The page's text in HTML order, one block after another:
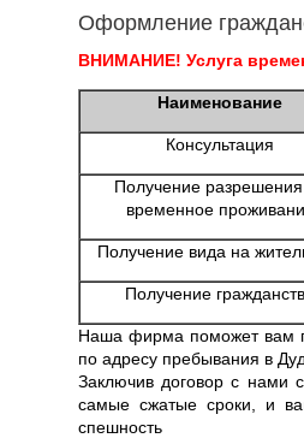
Оформление
ВНИМАНИЕ! Услуга
Наименование
Консультация
Получение
временное
Получение вида на
Получение
Наша фирма поможет вам
по адресу пребывания в
Заключив договор с нами
самые сжатые сроки, и
спешность